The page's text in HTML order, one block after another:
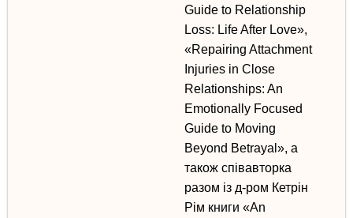
Guide to Relationship
Loss: Life After Love»,
«Repairing Attachment
Injuries in Close
Relationships: An
Emotionally Focused
Guide to Moving
Beyond Betrayal», а
також співавторка
разом із д-ром Кетрін
Рім книги «An